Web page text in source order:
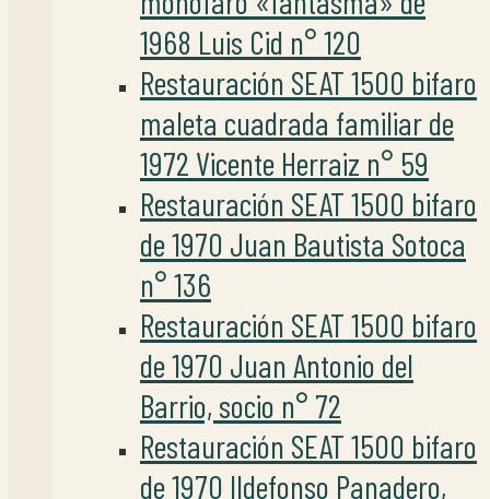
1968 Luis Cid n° 120
Restauración SEAT 1500 bifaro
maleta cuadrada familiar de
1972 Vicente Herraiz n° 59
Restauración SEAT 1500 bifaro
de 1970 Juan Bautista Sotoca
n° 136
Restauración SEAT 1500 bifaro
de 1970 Juan Antonio del
Barrio, socio n° 72
Restauración SEAT 1500 bifaro
de 1970 Ildefonso Panadero,